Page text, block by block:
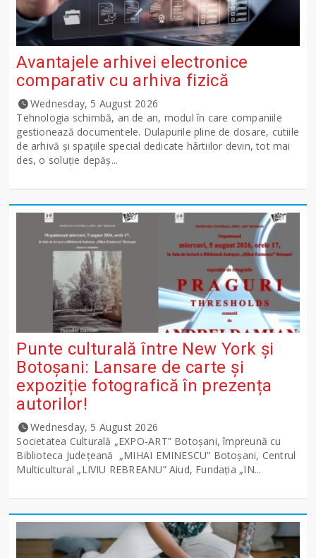
Avantajele arhivei electronice
comparativ cu arhiva fizică
Wednesday, 5 August 2026
Tehnologia schimbă, an de an, modul în care companiile
gestionează documentele. Dulapurile pline de dosare, cutiile
de arhivă și spațiile special dedicate hârtiilor devin, tot mai
des, o soluție depăș...
Punte culturală între New York și
Botoșani: Lansare de carte și
expoziție fotografică în prezența
autorilor!
Wednesday, 5 August 2026
Societatea Culturală „EXPO-ART” Botoșani, împreună cu
Biblioteca Județeană „MIHAI EMINESCU” Botoșani, Centrul
Multicultural „LIVIU REBREANU” Aiud, Fundația „IN...